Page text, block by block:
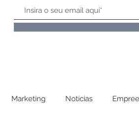
Marketing Notícias